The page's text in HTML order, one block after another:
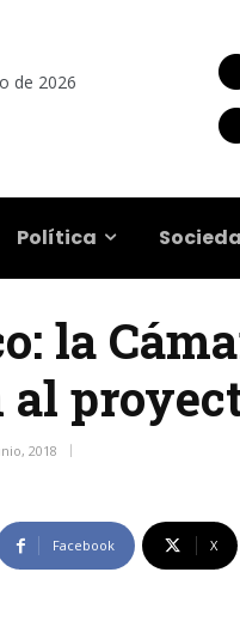
de 2026
Política
la
al
2018
Facebook X